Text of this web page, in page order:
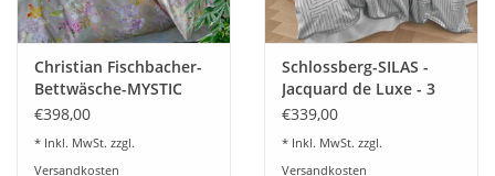
Geprüfter Webshop
Über uns
Christian Fischbacher-
Bettwäsche-MYSTIC
GARDEN-schweizer
€398,00
* Inkl. MwSt. zzgl.
Versandkosten
Schlossberg-SILAS -
Jacquard de Luxe - 3
Farben
€339,00
* Inkl. MwSt. zzgl.
Versandkosten